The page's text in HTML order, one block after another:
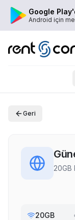
Google
Android için
Geri
20GB
20GB